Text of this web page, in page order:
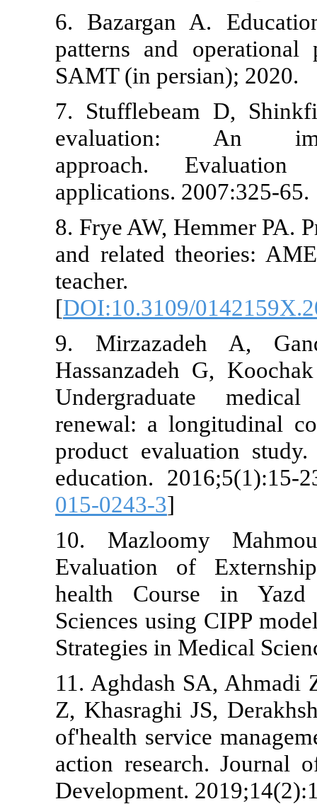
6.
patterns
SAMT (in
7.
approach.
applications.
8. Frye AW,
and related
[
9.
renewal: a
product
education.
10.
Evaluation
health
Sciences
Strategies in
11. Aghdash
Z, Khasraghi
of'health
action